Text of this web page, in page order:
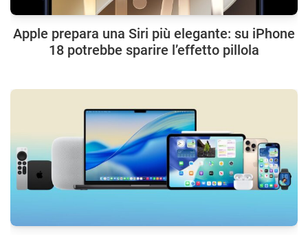
Apple prepara una Siri più elegante: su iPhone
18 potrebbe sparire l’effetto pillola